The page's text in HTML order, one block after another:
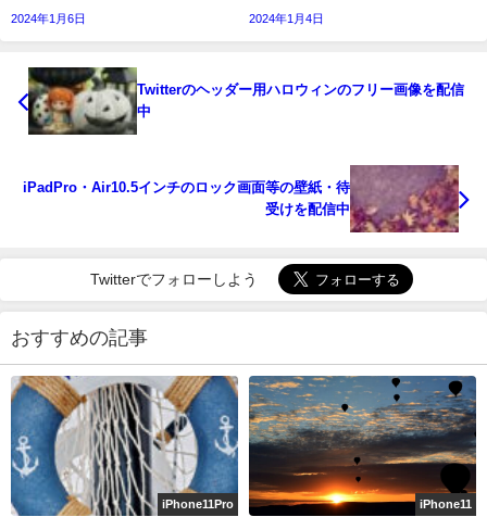
2024年1月6日 2024年1月4日
Twitterのヘッダー用ハロウィンのフリー画像を配信
中
iPadPro・Air10.5インチのロック画面等の壁紙・待
受けを配信中
Twitterでフォローしよう
おすすめの記事
iPhone11Pro iPhone11